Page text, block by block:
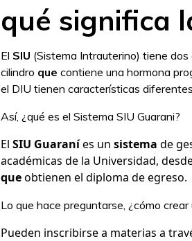
qué significa
El SIU (Sistema Intrauterino) tiene
cilindro que contiene una hormona
el DIU tienen características
Así, ¿qué es el Sistema SIU Guarani?
El SIU Guaraníes un sistema de
académicas de la Universidad,
queobtienen el diploma de egreso.
Lo que hace preguntarse, ¿cómo crear
Pueden inscribirse a materias a